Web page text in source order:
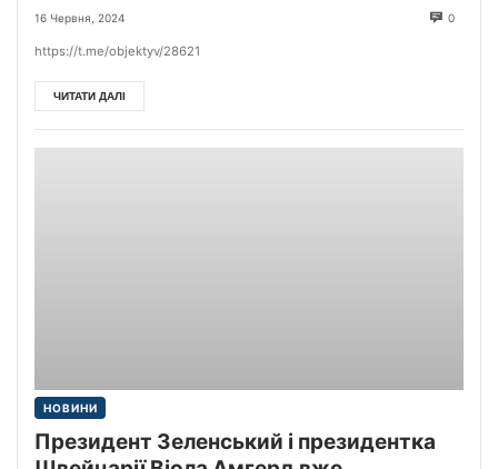
16 Червня, 2024 0
https://t.me/objektyv/28621
ЧИТАТИ ДАЛІ
НОВИНИ
Президент Зеленський і президентка